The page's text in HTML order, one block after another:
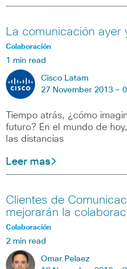
La comunicación ayer
Colaboración
1 min read
Cisco Latam
27 November 2013 -
Tiempo atrás, ¿cómo
futuro? En el mundo de
las distancias
Leer mas
Clientes de
mejorarán la
Colaboración
2 min read
Omar Pelaez